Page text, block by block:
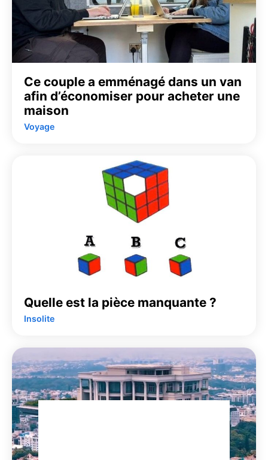
Ce couple a emménagé dans un van
afin d’économiser pour acheter une
maison
Voyage
Quelle est la pièce manquante ?
Insolite